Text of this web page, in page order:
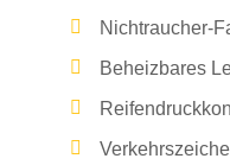
Nichtraucher-
Beheizbares